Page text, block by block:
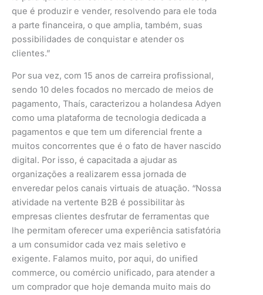
que é produzir e vender, resolvendo para ele toda
a parte financeira, o que amplia, também, suas
possibilidades de conquistar e atender os
clientes.”
Por sua vez, com 15 anos de carreira profissional,
sendo 10 deles focados no mercado de meios de
pagamento, Thaís, caracterizou a holandesa Adyen
como uma plataforma de tecnologia dedicada a
pagamentos e que tem um diferencial frente a
muitos concorrentes que é o fato de haver nascido
digital. Por isso, é capacitada a ajudar as
organizações a realizarem essa jornada de
enveredar pelos canais virtuais de atuação. “Nossa
atividade na vertente B2B é possibilitar às
empresas clientes desfrutar de ferramentas que
lhe permitam oferecer uma experiência satisfatória
a um consumidor cada vez mais seletivo e
exigente. Falamos muito, por aqui, do unified
commerce, ou comércio unificado, para atender a
um comprador que hoje demanda muito mais do